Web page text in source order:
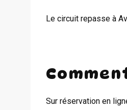
Le circuit repasse à
Sur réservation en